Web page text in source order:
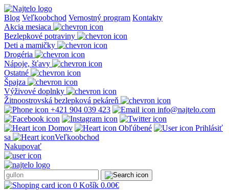
Prejsť
na
obsah
Blog Veľkoobchod Vernostný program Kontakty
Akcia mesiaca
Bezlepkové potraviny
Deti a mamičky
Drogéria
Nápoje, šťavy
Ostatné
Špajza
Výživové doplnky
Žitnoostrovská bezlepková pekáreň
+421 904 039 423
info@najtelo.com
Domov Obľúbené
Prihlásiť
sa
Veľkoobchod
Nakupovať
0 Košík 0.00€